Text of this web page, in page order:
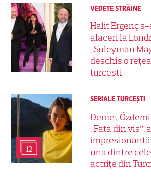
VEDETE STRĂINE
Halit Ergenç
afaceri la
„Suleyman
deschis o
turcești
12
SERIALE TURCEŞTI
Demet
„Fata din vis”,
una dintre
actrițe din